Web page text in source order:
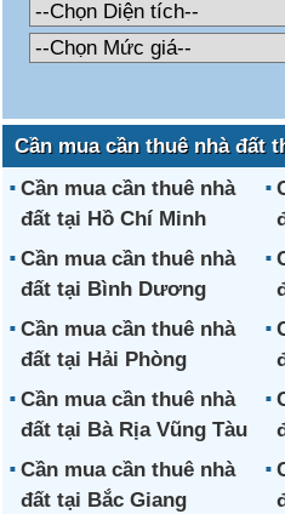
Cần mua cần thuê nhà đất
Cần mua cần thuê nhà
đất tại Hồ Chí Minh
Cần mua cần thuê nhà
đất tại Bình Dương
Cần mua cần thuê nhà
đất tại Hải Phòng
Cần mua cần thuê nhà
đất tại Bà Rịa Vũng Tàu
Cần mua cần thuê nhà
đất tại Bắc Giang